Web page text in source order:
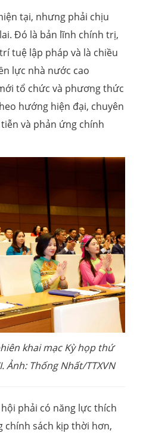
tại, nhưng phải chịu
Đó là bản lĩnh chính trị,
tuệ lập pháp và là chiều
lực nhà nước cao
tổ chức và phương thức
hướng hiện đại, chuyên
và phản ứng chính
khai mạc Kỳ họp thứ
Ảnh: Thống Nhất/TTXVN
phải có năng lực thích
chính sách kịp thời hơn,